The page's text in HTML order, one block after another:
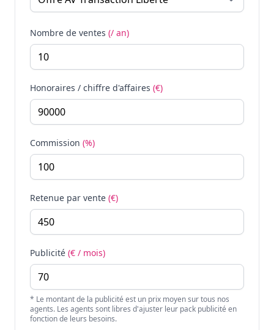
Nombre de ventes (/ an)
Honoraires / chiffre d'affaires (€)
Commission (%)
Retenue par vente (€)
Publicité (€ / mois)
* Le montant de la publicité est un prix moyen sur tous nos
agents. Les agents sont libres d'ajuster leur pack publicité en
fonction de leurs besoins.